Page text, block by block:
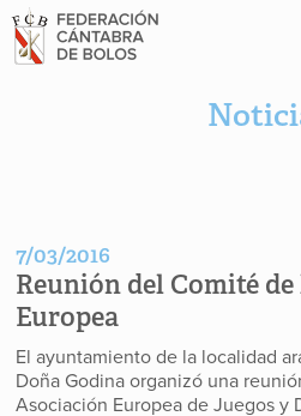
7/03/2016
Reunión del Comité
Europea
El ayuntamiento de la localidad
Doña Godina organizó una
Asociación Europea de Juegos y